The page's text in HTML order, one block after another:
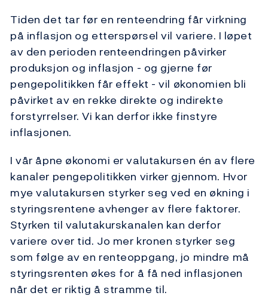
Tiden det tar før en renteendring får virkning
på inflasjon og etterspørsel vil variere. I løpet
av den perioden renteendringen påvirker
produksjon og inflasjon - og gjerne før
pengepolitikken får effekt - vil økonomien bli
påvirket av en rekke direkte og indirekte
forstyrrelser. Vi kan derfor ikke finstyre
inflasjonen.
I vår åpne økonomi er valutakursen én av flere
kanaler pengepolitikken virker gjennom. Hvor
mye valutakursen styrker seg ved en økning i
styringsrentene avhenger av flere faktorer.
Styrken til valutakurskanalen kan derfor
variere over tid. Jo mer kronen styrker seg
som følge av en renteoppgang, jo mindre må
styringsrenten økes for å få ned inflasjonen
når det er riktig å stramme til.